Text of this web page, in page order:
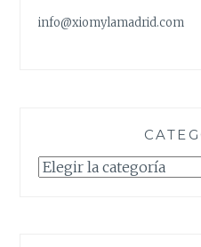
info@xiomylamadrid.com
Categorías